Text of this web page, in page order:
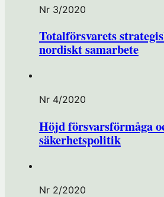
Nr 3/2020
Totalförsvarets
nordiskt samarbete
Nr 4/2020
Höjd försvarsförmåga
säkerhetspolitik
Nr 2/2020